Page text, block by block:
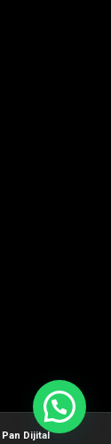
Pan Dijital